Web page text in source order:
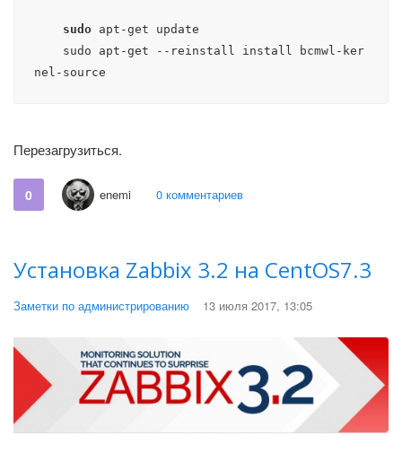
sudo apt-get update
nel-source
Перезагрузиться.
0 enemi 0 комментариев
Установка Zabbix 3.2 на CentOS7.3
Заметки по администрированию 13 июля 2017, 13:05